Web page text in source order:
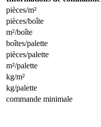
pièces/m²
pièces/boîte
m²/boîte
boîtes/palette
pièces/palette
m²/palette
kg/m²
kg/palette
commande minimale